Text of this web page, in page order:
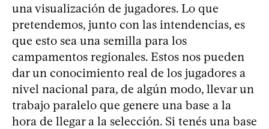
una visualización de jugadores. Lo que
pretendemos, junto con las intendencias, es
que esto sea una semilla para los
campamentos regionales. Estos nos pueden
dar un conocimiento real de los jugadores a
nivel nacional para, de algún modo, llevar un
trabajo paralelo que genere una base a la
hora de llegar a la selección. Si tenés una base